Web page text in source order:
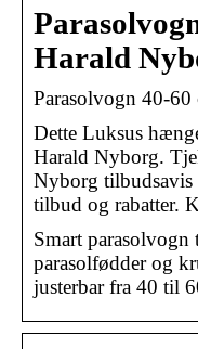
Harald
Parasolvogn 40-60
Dette Luksus
Harald Nyborg.
Nyborg
tilbud og rabatter.
Smart
parasolfødder og
justerbar fra 40 til